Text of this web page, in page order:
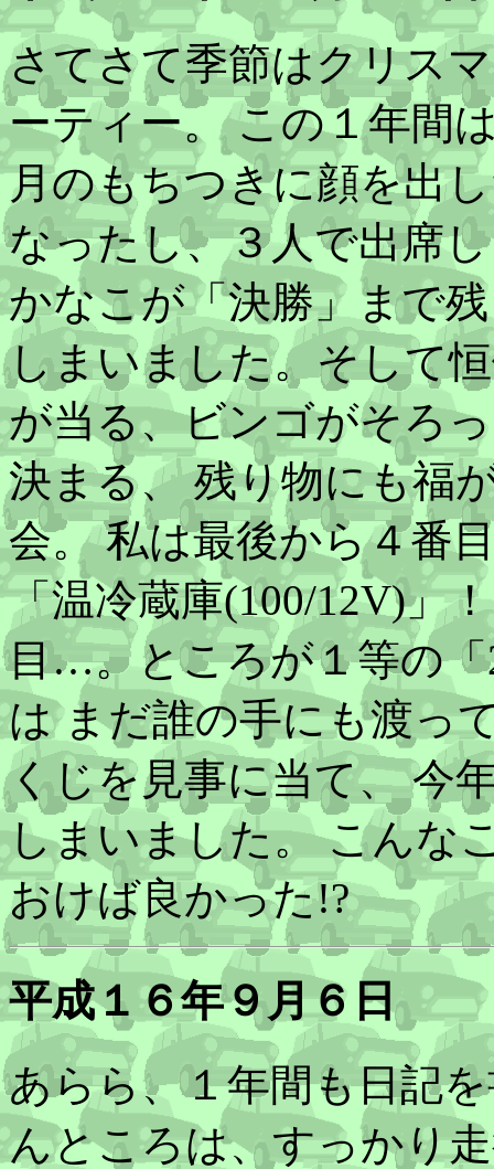
さてさて季節はクリス
ーティー。 この１年間
月のもちつきに顔を出
なったし、３人で出席
かなこが「決勝」まで
しまいました。そして
が当る、ビンゴがそろ
決まる、 残り物にも福
会。 私は最後から４番
「温冷蔵庫(100/12V)」
目…。ところが１等の「
は まだ誰の手にも渡っ
くじを見事に当て、 今
しまいました。 こんな
おけば良かった!?
平成１６年９月６日
あらら、１年間も日記
んところは、すっかり